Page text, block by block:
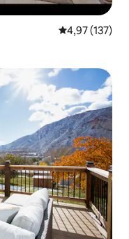
4,97 de uma
4,97 (137)